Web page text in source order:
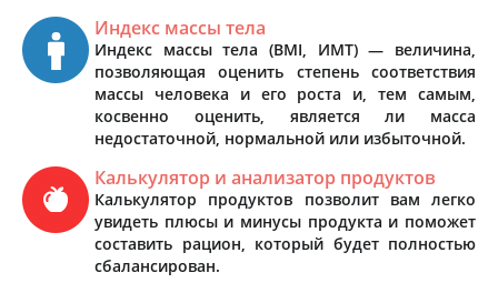
Индекс массы тела
Индекс массы тела (BMI, ИМТ) — величина,
позволяющая оценить степень соответствия
массы человека и его роста и, тем самым,
косвенно оценить, является ли масса
недостаточной, нормальной или избыточной.
Калькулятор и анализатор продуктов
Калькулятор продуктов позволит вам легко
увидеть плюсы и минусы продукта и поможет
составить рацион, который будет полностью
сбалансирован.